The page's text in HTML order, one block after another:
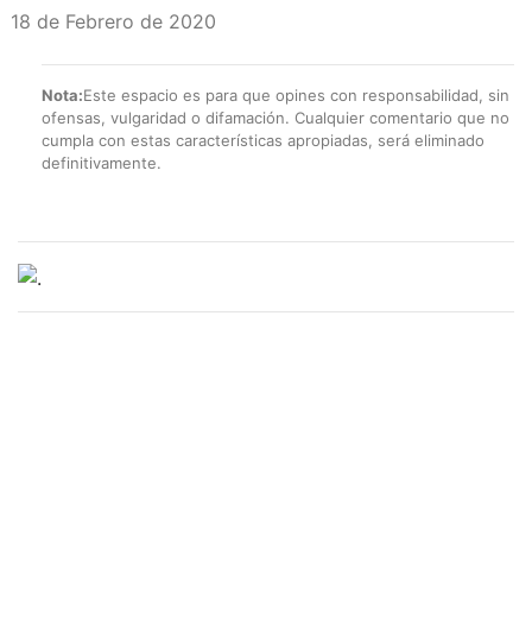
18 de Febrero de 2020
Nota:Este espacio es para que opines con responsabilidad, sin
ofensas, vulgaridad o difamación. Cualquier comentario que no
cumpla con estas características apropiadas, será eliminado
definitivamente.